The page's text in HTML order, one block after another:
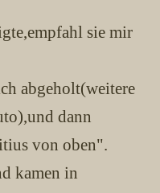
sie mir
abgeholt(weitere
dann
von oben".
kamen in